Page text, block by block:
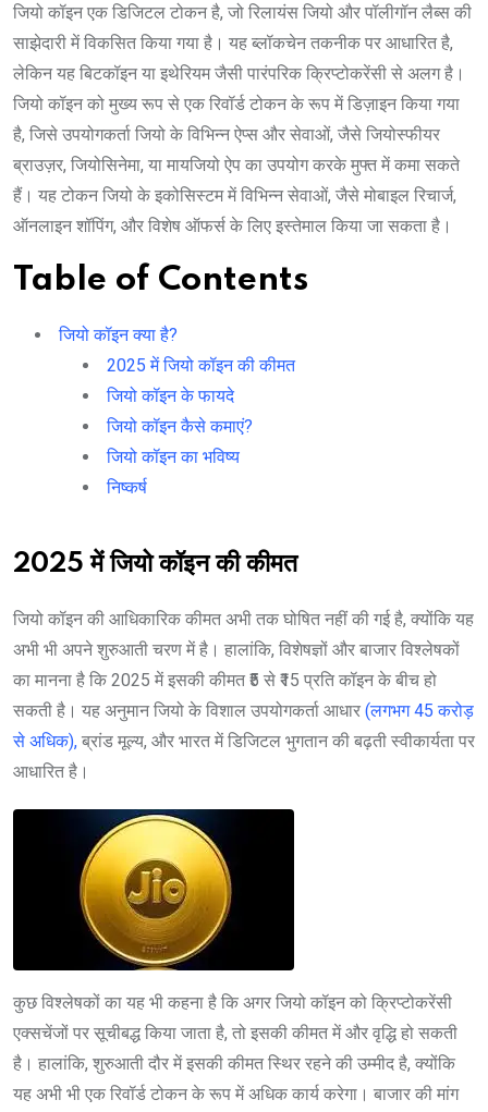
जियो कॉइन एक डिजिटल टोकन है, जो रिलायंस जियो और पॉलीगॉन लैब्स की
साझेदारी में विकसित किया गया है। यह ब्लॉकचेन तकनीक पर आधारित है,
लेकिन यह बिटकॉइन या इथेरियम जैसी पारंपरिक क्रिप्टोकरेंसी से अलग है।
जियो कॉइन को मुख्य रूप से एक रिवॉर्ड टोकन के रूप में डिज़ाइन किया गया
है, जिसे उपयोगकर्ता जियो के विभिन्न ऐप्स और सेवाओं, जैसे जियोस्फीयर
ब्राउज़र, जियोसिनेमा, या मायजियो ऐप का उपयोग करके मुफ्त में कमा सकते
हैं। यह टोकन जियो के इकोसिस्टम में विभिन्न सेवाओं, जैसे मोबाइल रिचार्ज,
ऑनलाइन शॉपिंग, और विशेष ऑफर्स के लिए इस्तेमाल किया जा सकता है।
Table of Contents
जियो कॉइन क्या है?
2025 में जियो कॉइन की कीमत
जियो कॉइन के फायदे
जियो कॉइन कैसे कमाएं?
जियो कॉइन का भविष्य
निष्कर्ष
2025 में जियो कॉइन की कीमत
जियो कॉइन की आधिकारिक कीमत अभी तक घोषित नहीं की गई है, क्योंकि यह
अभी भी अपने शुरुआती चरण में है। हालांकि, विशेषज्ञों और बाजार विश्लेषकों
का मानना है कि 2025 में इसकी कीमत ₹5 से ₹15 प्रति कॉइन के बीच हो
सकती है। यह अनुमान जियो के विशाल उपयोगकर्ता आधार (लगभग 45 करोड़
से अधिक), ब्रांड मूल्य, और भारत में डिजिटल भुगतान की बढ़ती स्वीकार्यता पर
आधारित है।
कुछ विश्लेषकों का यह भी कहना है कि अगर जियो कॉइन को क्रिप्टोकरेंसी
एक्सचेंजों पर सूचीबद्ध किया जाता है, तो इसकी कीमत में और वृद्धि हो सकती
है। हालांकि, शुरुआती दौर में इसकी कीमत स्थिर रहने की उम्मीद है, क्योंकि
यह अभी भी एक रिवॉर्ड टोकन के रूप में अधिक कार्य करेगा। बाजार की मांग